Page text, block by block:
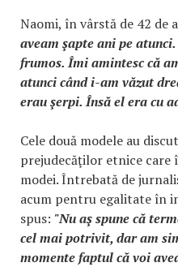
Naomi, în vârstă de 42 de
aveam şapte ani pe
frumos. Îmi amintesc că
atunci când i-am văzut
erau şerpi. Însă el era cu
Cele două modele au
prejudecăţilor etnice care
modei. Întrebată de
acum pentru egalitate în
spus: "Nu aş spune că
cel mai potrivit, dar am
momente faptul că voi